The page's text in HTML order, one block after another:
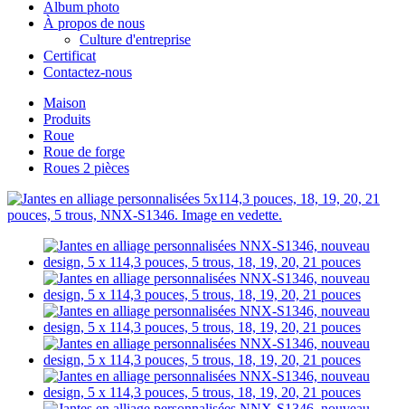
Album photo
À propos de nous
Culture d'entreprise
Certificat
Contactez-nous
Maison
Produits
Roue
Roue de forge
Roues 2 pièces